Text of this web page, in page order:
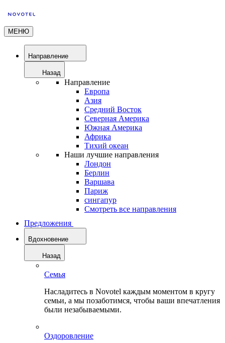
МЕНЮ
Направление
Назад
Направление
Европа
Азия
Средний Восток
Северная Америка
Южная Америка
Африка
Тихий океан
Наши лучшие направления
Лондон
Берлин
Варшава
Париж
сингапур
Смотреть все направления
Предложения
Вдохновение
Назад
Семья
Насладитесь в Novotel каждым моментом в кругу
семьи, а мы позаботимся, чтобы ваши впечатления
были незабываемыми.
Оздоровление